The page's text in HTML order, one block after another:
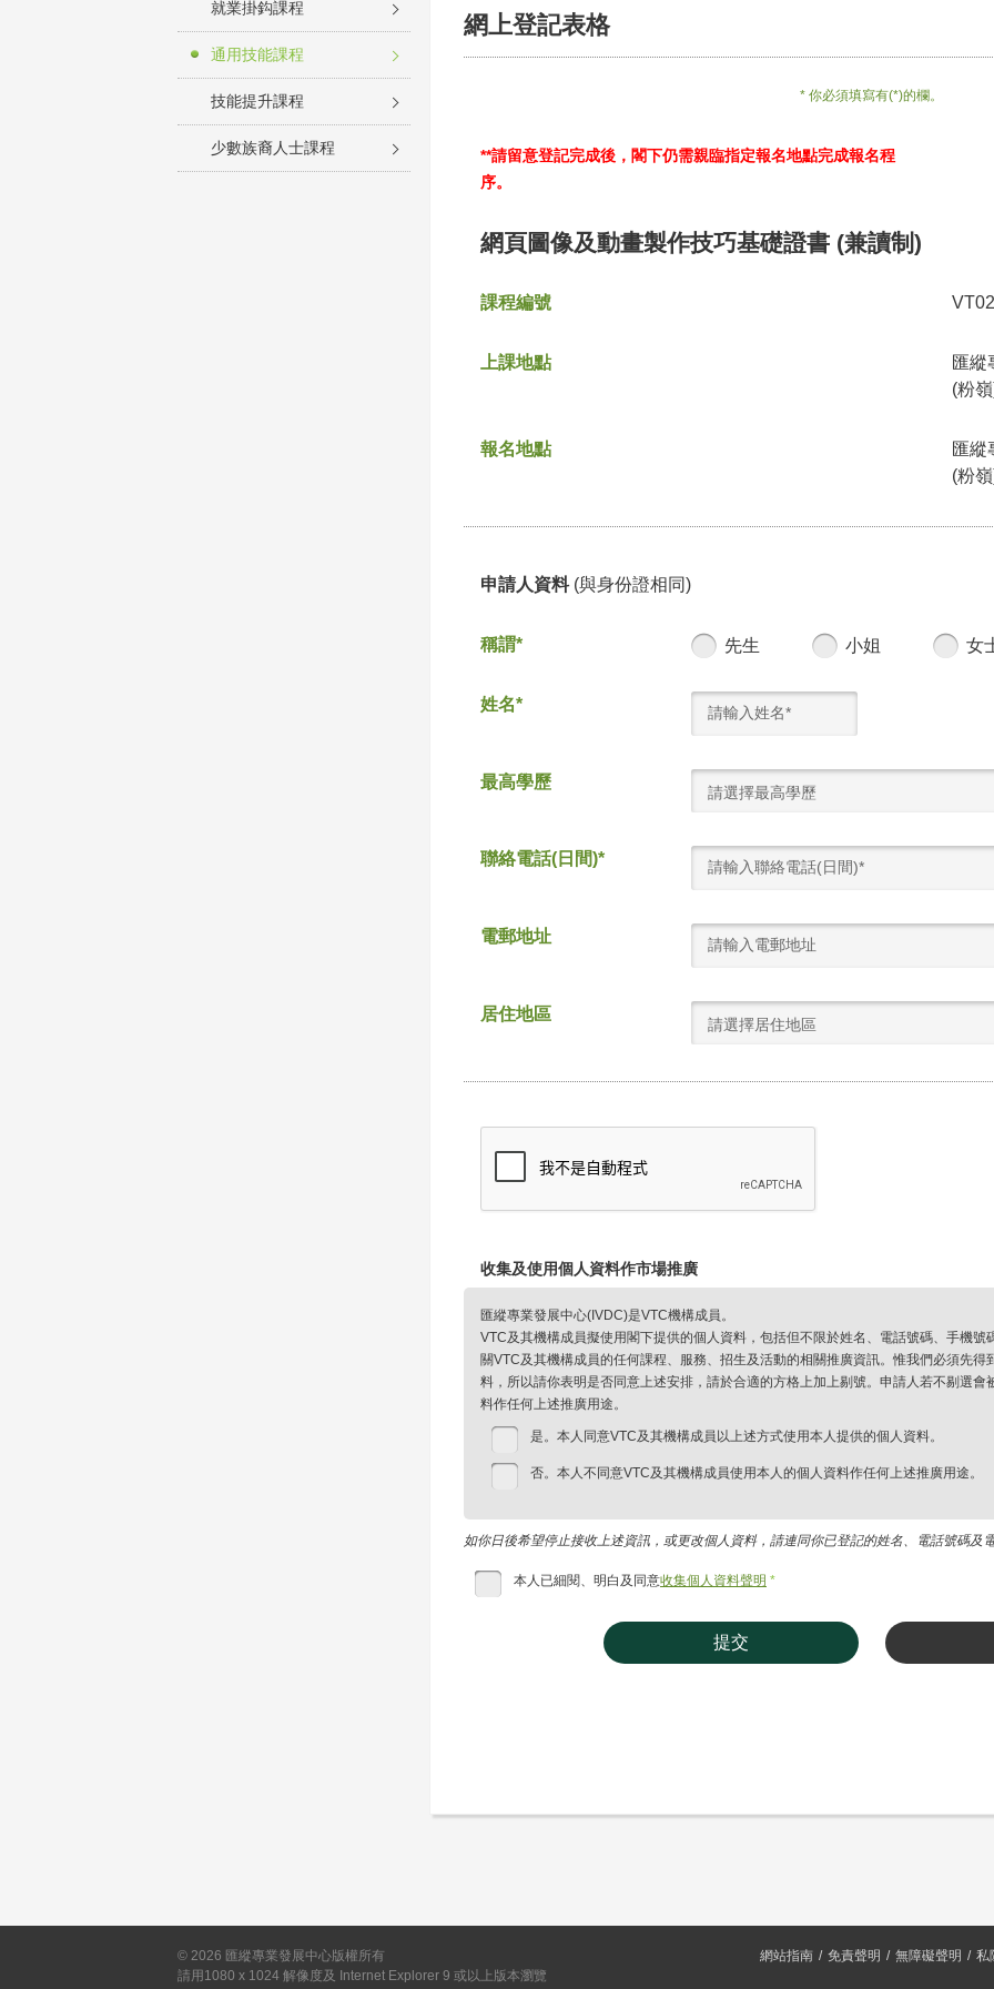
就業掛鈎課程
通用技能課程
技能提升課程
少數族裔人士課程
網上登記表格
* 你必須填寫有(*)的欄。
**請留意登記完成後，閣下仍需親臨指定報名地點完成報名程
序。
網頁圖像及動畫製作技巧基礎證書 (兼讀制)
課程編號
上課地點
匯縱
(粉
報名地點
匯縱
(粉
申請人資料 (與身份證相同)
稱謂* 先生 小姐 女
姓名*
最高學歷
請選擇最高學歷
聯絡電話(日間)*
電郵地址
居住地區
請選擇居住地區
收集及使用個人資料作市場推廣
匯縱專業發展中心(IVDC)是VTC機構成員。
VTC及其機構成員擬使用閣下提供的個人資料，包括但不限於姓名、電話號碼、手機
關VTC及其機構成員的任何課程、服務、招生及活動的相關推廣資訊。惟我們必須先
料，所以請你表明是否同意上述安排，請於合適的方格上加上剔號。申請人若不剔選
料作任何上述推廣用途。
是。本人同意VTC及其機構成員以上述方式使用本人提供的個人資料。
否。本人不同意VTC及其機構成員使用本人的個人資料作任何上述推廣用途。
如你日後希望停止接收上述資訊，或更改個人資料，請連同你已登記的姓名、電話號碼及
本人已細閱、明白及同意收集個人資料聲明 *
提交
網站指南 免責聲明 無障礙聲明 私
© 2026 匯縱專業發展中心版權所有
請用1080 x 1024 解像度及 Internet Explorer 9 或以上版本瀏覽